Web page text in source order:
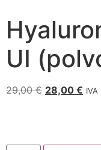
UI
29,00€ 28,00 € IVA